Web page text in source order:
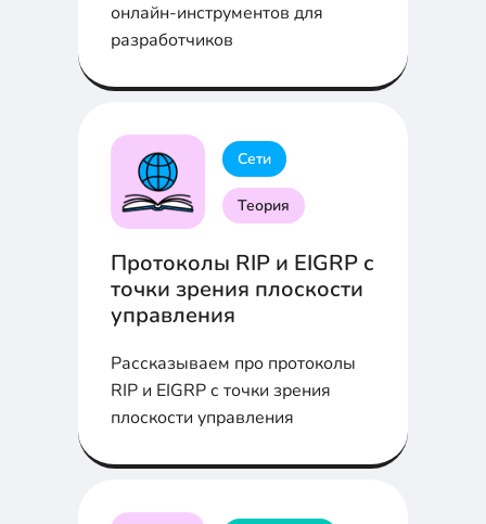
онлайн-инструментов для
разработчиков
Сети
Теория
Протоколы RIP и EIGRP с
точки зрения плоскости
управления
Рассказываем про протоколы
RIP и EIGRP с точки зрения
плоскости управления